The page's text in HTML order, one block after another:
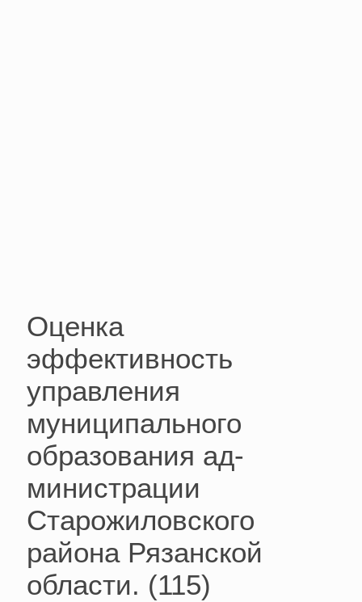
Оценка
эффективность
управления
муниципального
образования ад-
министрации
Старожиловского
района Рязанской
области. (115)